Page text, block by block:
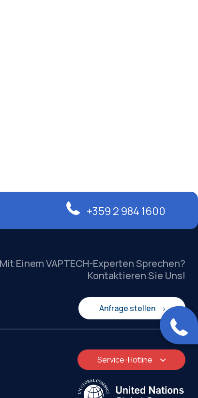
+359 2 984 1600
Einem VAPTECH-Experten Sprechen?
Kontaktieren Sie Uns!
Anfrage stellen
Service-Hotline